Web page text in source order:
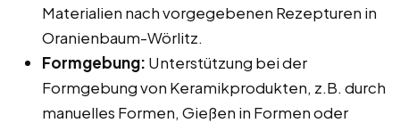
Materialien nach vorgegebenen Rezepturen in
Oranienbaum-Wörlitz.
Formgebung: Unterstützung bei der
Formgebung von Keramikprodukten, z.B. durch
manuelles Formen, Gießen in Formen oder